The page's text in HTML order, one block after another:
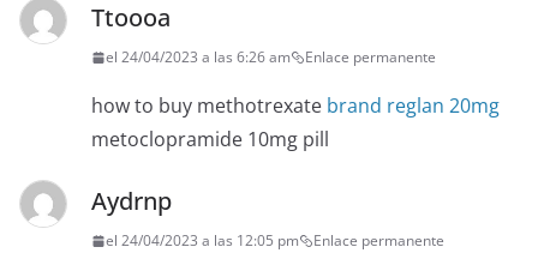
Ttoooa
el 24/04/2023 a las 6:26 am Enlace permanente
how to buy methotrexate brand reglan 20mg
metoclopramide 10mg pill
Aydrnp
el 24/04/2023 a las 12:05 pm Enlace permanente